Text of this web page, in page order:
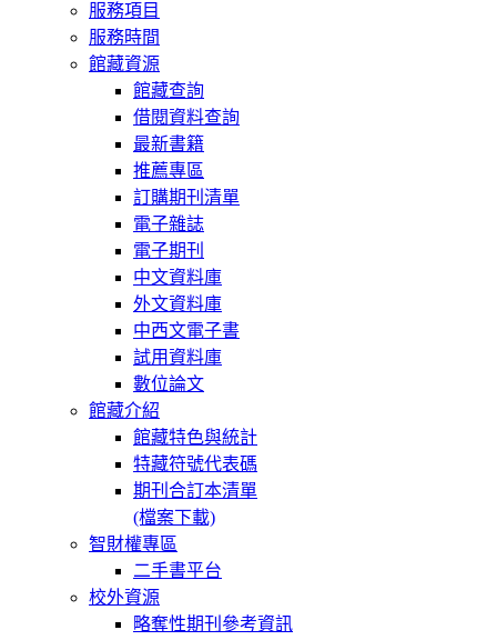
服務項目
服務時間
館藏資源
館藏查詢
借閱資料查詢
最新書籍
推薦專區
訂購期刊清單
電子雜誌
電子期刊
中文資料庫
外文資料庫
中西文電子書
試用資料庫
數位論文
館藏介紹
館藏特色與統計
特藏符號代表碼
期刊合訂本清單
(檔案下載)
智財權專區
二手書平台
校外資源
略奪性期刊參考資訊